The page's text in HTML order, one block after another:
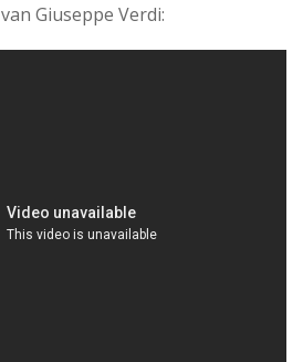
van Giuseppe Verdi: